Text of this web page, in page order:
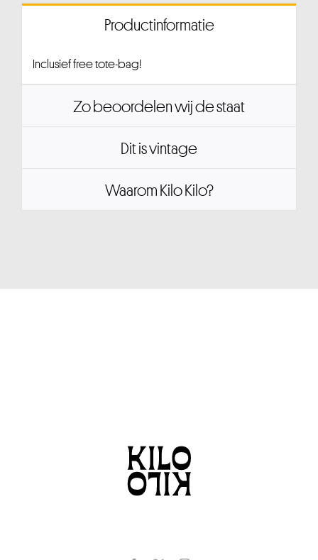
Productinformatie
Inclusief free tote-bag!
Zo beoordelen wij de staat
Dit is vintage
Waarom Kilo Kilo?